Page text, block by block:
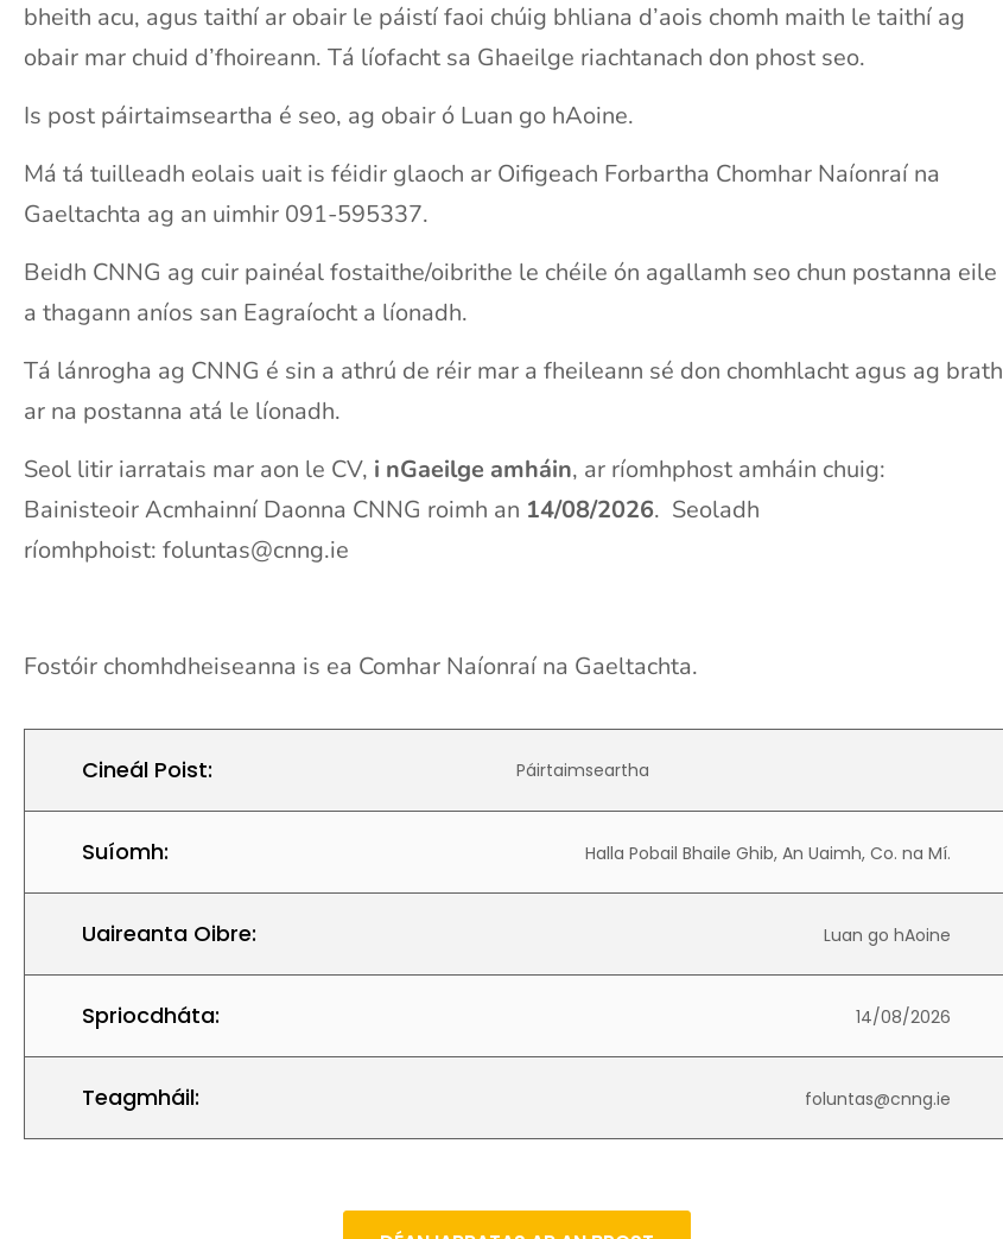
bheith acu, agus taithí ar obair le páistí faoi chúig bhliana d’aois chomh maith le taithí ag
obair mar chuid d’fhoireann. Tá líofacht sa Ghaeilge riachtanach don phost seo.
Is post páirtaimseartha é seo, ag obair ó Luan go hAoine.
Má tá tuilleadh eolais uait is féidir glaoch ar Oifigeach Forbartha Chomhar Naíonraí na
Gaeltachta ag an uimhir 091-595337.
Beidh CNNG ag cuir painéal fostaithe/oibrithe le chéile ón agallamh seo chun postanna eile
a thagann aníos san Eagraíocht a líonadh.
Tá lánrogha ag CNNG é sin a athrú de réir mar a fheileann sé don chomhlacht agus ag brath
ar na postanna atá le líonadh.
Seol litir iarratais mar aon le CV, i nGaeilge amháin, ar ríomhphost amháin chuig:
Bainisteoir Acmhainní Daonna CNNG roimh an 14/08/2026. Seoladh
ríomhphoist: foluntas@cnng.ie
Fostóir chomhdheiseanna is ea Comhar Naíonraí na Gaeltachta.
Cineál Poist: Páirtaimseartha
Suíomh: Halla Pobail Bhaile Ghib, An Uaimh, Co. na Mí.
Uaireanta Oibre: Luan go hAoine
Spriocdháta: 14/08/2026
Teagmháil: foluntas@cnng.ie